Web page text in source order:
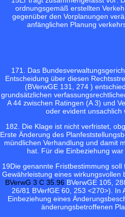
ordnungsgemäß erstellten
gegenüber den Vorplanungen
anfänglichen Planung
171. Das
Entscheidung über diesen
(BVerwGE 131, 274 )
grundsätzlichen
A 44 zwischen Ratingen (A 3) und
oder evident
182. Die Klage ist nicht verfristet,
Erste Änderung des
mündlichen Verhandlung und damit
hat. Für die Einbeziehung
19Die genannte Fristbestimmung
Gewährleistung eines
BVerwG 3 C 35.96BVerwGE 105,
26/81 BVerfGE 60, 253 <270>).
Einbeziehung eines
änderungsbetroffenen